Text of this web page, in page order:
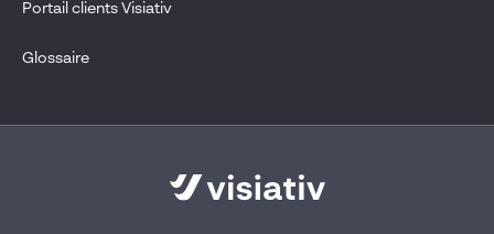
Portail clients Visiativ
Glossaire